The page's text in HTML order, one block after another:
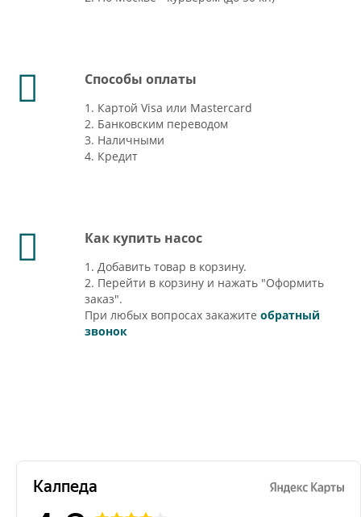
Способы оплаты
1. Картой Visa или Mastercard
2. Банковским переводом
3. Наличными
4. Кредит
Как купить насос
1. Добавить товар в корзину.
2. Перейти в корзину и нажать "Оформить
заказ".
При любых вопросах закажите обратный
звонок